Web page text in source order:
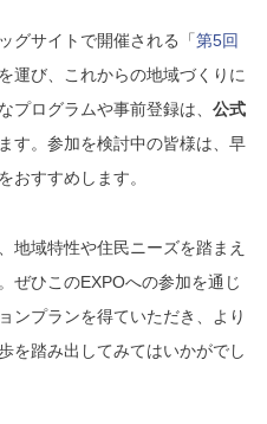
グサイトで開催される「第5回
運び、これからの地域づくりに
プログラムや事前登録は、 公式
す。参加を検討中の皆様は、早
おすすめします。
地域特性や住民ニーズを踏まえ
ぜひこのEXPOへの参加を通じ
ンプランを得ていただき、より
を踏み出してみてはいかがでし